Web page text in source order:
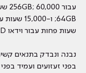
שעות פחות עבור וידאו 4K UHD.
נבנה ונבדק בתנאים